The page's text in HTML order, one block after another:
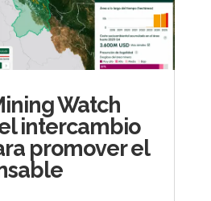
Watch
intercambio
promover el